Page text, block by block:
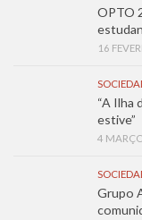
OPTO
16
“A Ilha
estive”
4
Grupo